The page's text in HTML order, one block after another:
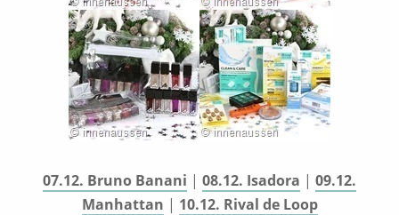
07.12. Bruno Banani | 08.12. Isadora | 09.12.
Manhattan | 10.12. Rival de Loop